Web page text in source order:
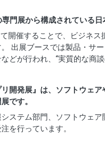
門展から構成されている日
開催することで、ビジネ
出展ブースでは製品・サ
どが行われ、“実質的な商
リ開発展』は、ソフトウェ
です。
ステム部門、ソフトウェ
を行っています。